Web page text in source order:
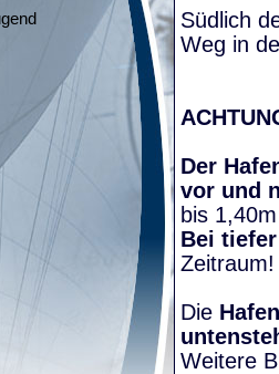
Südlich
Weg in
Der
vor und
bis
Bei
Die
Weitere